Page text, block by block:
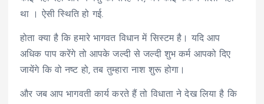
था । ऐसी स्थिति हो गई.
होता क्या है कि हमारे भागवत विधान में सिस्टम है। यदि आप
अधिक पाप करेंगे तो आपके जल्दी से जल्दी शुभ कर्म आपको दिए
जायेंगे कि वो नष्ट हो, तब तुम्हारा नाश शुरू होगा।
और जब आप भागवती कार्य करते हैं तो विधाता ने देख लिया है कि